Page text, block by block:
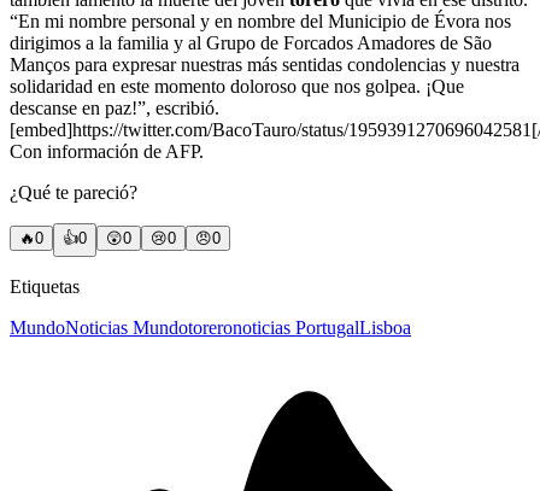
“En mi nombre personal y en nombre del Municipio de Évora nos
dirigimos a la familia y al Grupo de Forcados Amadores de São
Manços para expresar nuestras más sentidas condolencias y nuestra
solidaridad en este momento doloroso que nos golpea. ¡Que
descanse en paz!”, escribió.
[embed]https://twitter.com/BacoTauro/status/
Con información de AFP.
¿Qué te pareció?
🔥0 👍0 😲0 😢0 😠0
Etiquetas
MundoNoticias Mundotoreronoticias PortugalLisboa